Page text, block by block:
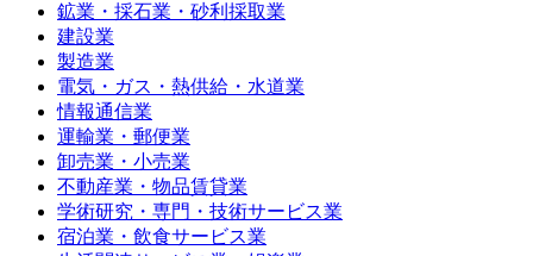
鉱業・採石業・砂利採取業
建設業
製造業
電気・ガス・熱供給・水道業
情報通信業
運輸業・郵便業
卸売業・小売業
不動産業・物品賃貸業
学術研究・専門・技術サービス業
宿泊業・飲食サービス業